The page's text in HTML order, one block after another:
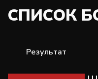
СПИСОК
Результат